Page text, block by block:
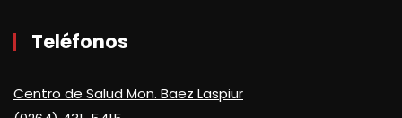
Teléfonos
Centro de Salud Mon. Baez Laspiur